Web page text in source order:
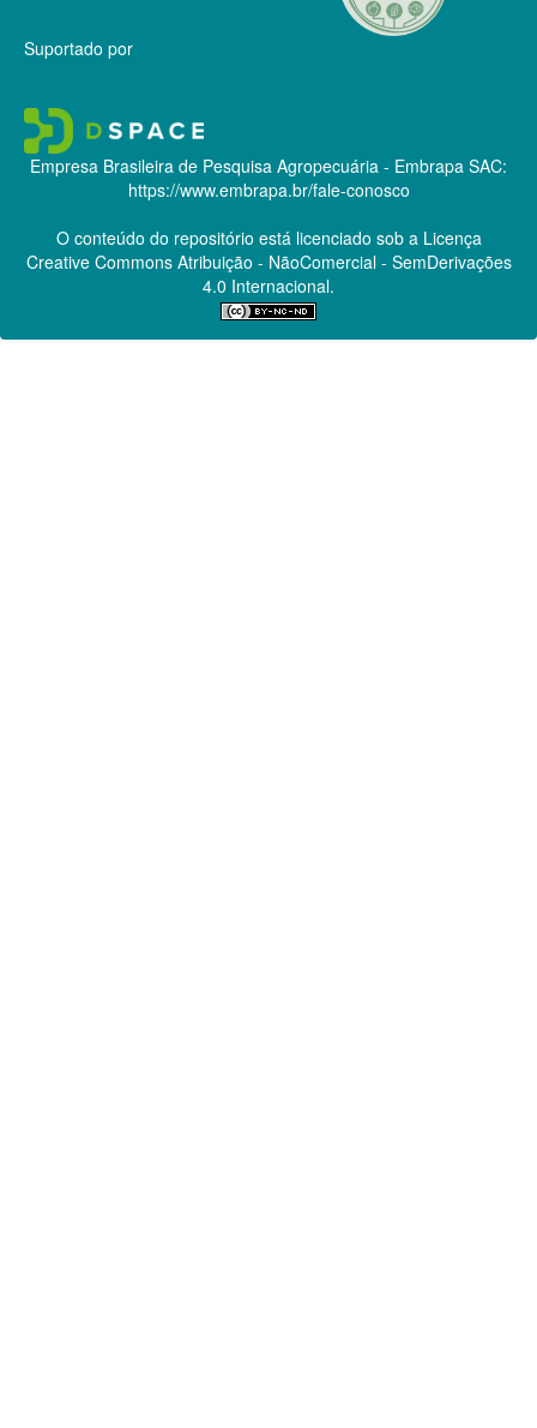
Suportado por
Empresa Brasileira de Pesquisa Agropecuária - Embrapa SAC:
https://www.embrapa.br/fale-conosco
O conteúdo do repositório está licenciado sob a Licença
Creative CommonsAtribuição - NãoComercial - SemDerivações
4.0 Internacional.